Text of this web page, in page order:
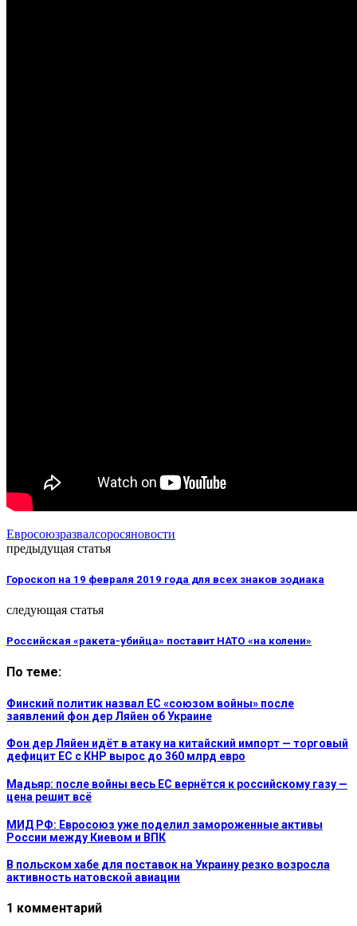
Евросоюзразвалсоросяновости
предыдущая статья
Гороскоп на 19 февраля 2019 года для всех знаков зодиака
следующая статья
Российская «ракета-убийца» поставит НАТО «на колени»
По теме:
Финский политик назвал ЕС «союзом войны» после
заявлений фон дер Ляйен об Украине
Фон дер Ляйен идёт в атаку на китайский импорт — торговый
дефицит ЕС с КНР вырос до 360 млрд евро
Мадьяр: после войны весь ЕС вернётся к российскому газу —
цена решит всё
МИД РФ: Евросоюз уже поделил замороженные активы
России между Киевом и ВПК
В польском хабе для поставок на Украину резко возросла
активность натовской авиации
1 комментарий